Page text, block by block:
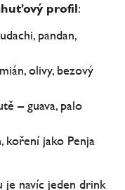
profil:
pandan,
olivy, bezový
– guava, palo
koření jako Penja
je navíc jeden drink